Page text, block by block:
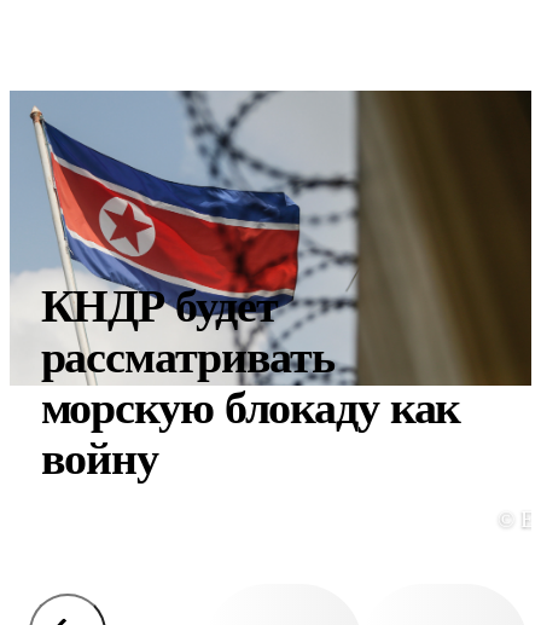
КНДР будет
рассматривать
морскую блокаду как
войну
©